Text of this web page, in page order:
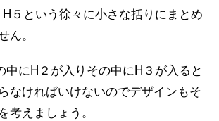
５という徐々に小さな括りにまとめ
。
中にH２が入りその中にH３が入ると
なければいけないのでデザインもそ
考えましょう。